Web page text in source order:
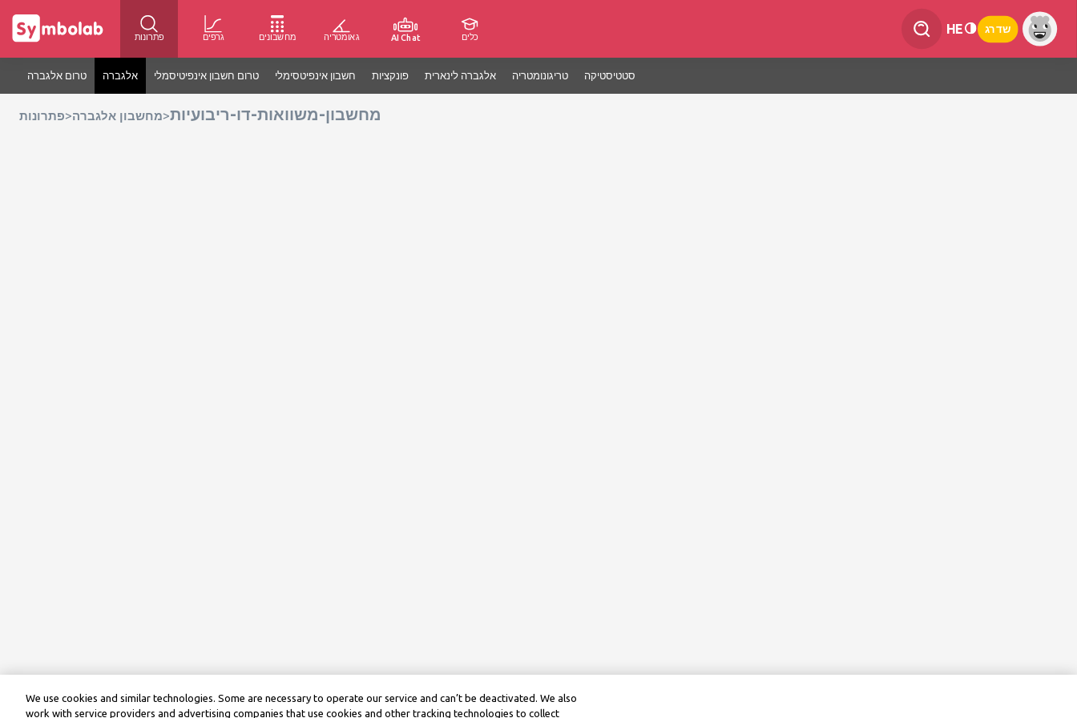
פתרונות גרפים מחשבונים גאומטריה AI Chat כלים
HE שדרג
טרום אלגברה אלגברה טרום חשבון אינפיטיסמלי חשבון אינפיטסימלי פונקציות אלגברה לינארית טריגונומטריה סטטיסטיקה
פתרונות>מחשבון אלגברה>מחשבון-משוואות-דו-ריבועיות
We use cookies and similar technologies. Some are necessary to operate our service and can’t be deactivated. We also
work with service providers and advertising companies that use cookies and other tracking technologies to collect